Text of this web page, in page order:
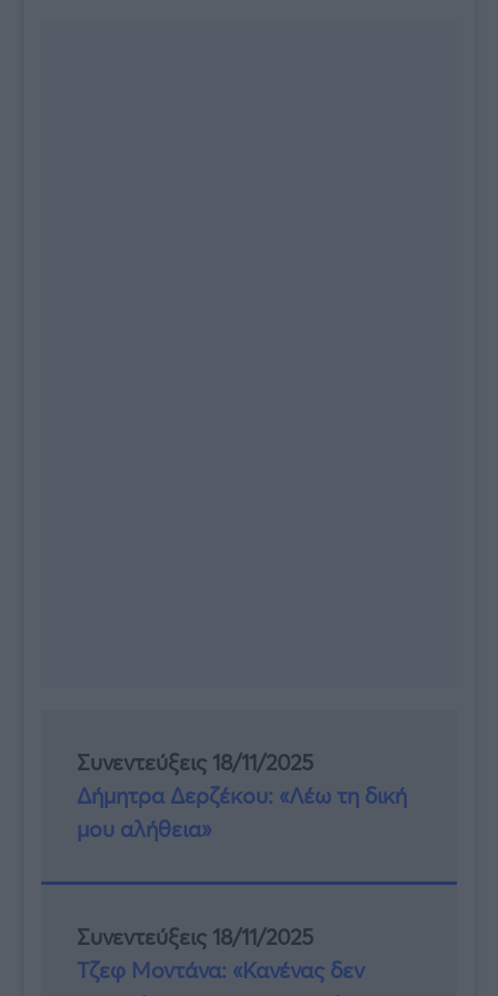
Συνεντεύξεις 18/11/2025
Δήμητρα Δερζέκου: «Λέω τη δική
μου αλήθεια»
Συνεντεύξεις 18/11/2025
Τζεφ Μοντάνα: «Κανένας δεν